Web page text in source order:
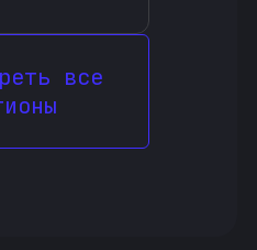
все